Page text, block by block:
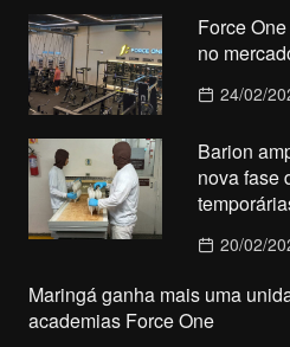
Force
no
24/02/
Barion
nova fase
20/02/
Maringá ganha mais uma
academias Force One